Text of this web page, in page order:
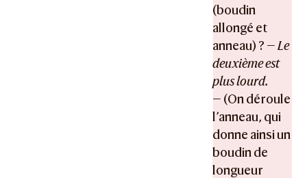
(boudin
allongé et
anneau) ? —Le
deuxième est
plus lourd.
— (On déroule
l’anneau, qui
donne ainsi un
boudin de
longueur